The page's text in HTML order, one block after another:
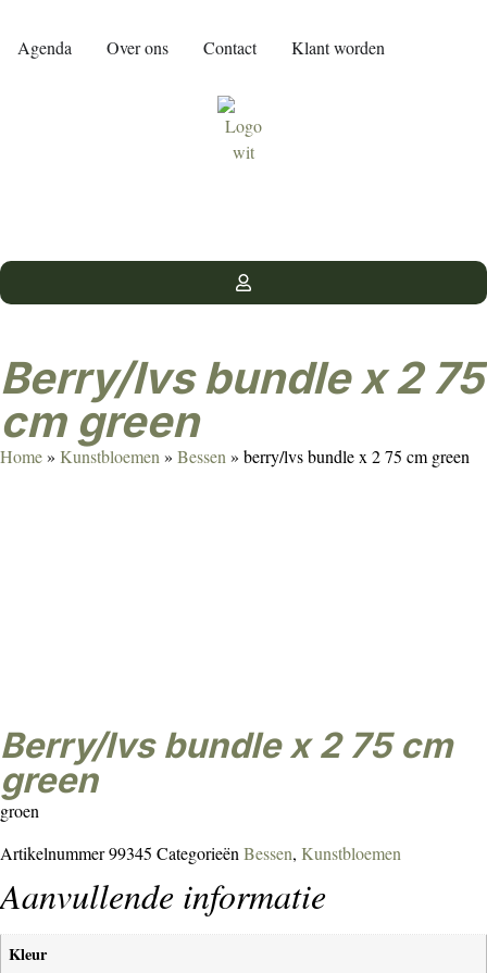
Agenda Over ons Contact Klant worden
berry/lvs bundle x 2 75
cm green
Home» Kunstbloemen » Bessen » berry/lvs bundle x 2 75 cm green
berry/lvs bundle x 2 75 cm
green
groen
Artikelnummer99345 Categorieën Bessen, Kunstbloemen
Aanvullende informatie
Kleur